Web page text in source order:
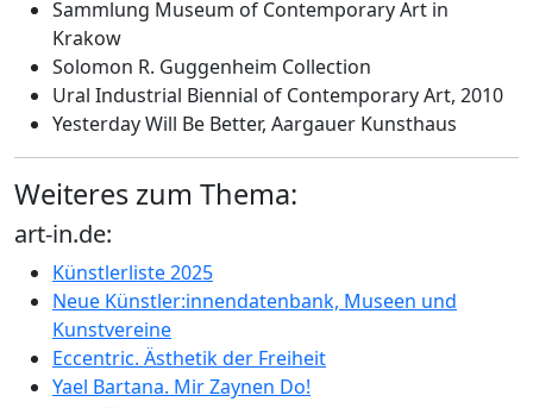
Sammlung Museum of Contemporary Art in
Krakow
Solomon R. Guggenheim Collection
Ural Industrial Biennial of Contemporary Art, 2010
Yesterday Will Be Better, Aargauer Kunsthaus
Weiteres zum Thema:
art-in.de:
Künstlerliste 2025
Neue Künstler:innendatenbank, Museen und
Kunstvereine
Eccentric. Ästhetik der Freiheit
Yael Bartana. Mir Zaynen Do!